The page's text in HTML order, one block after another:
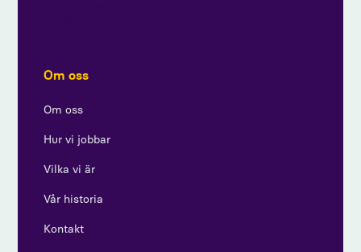
Om oss
Om oss
Hur vi jobbar
Vilka vi är
Vår historia
Kontakt